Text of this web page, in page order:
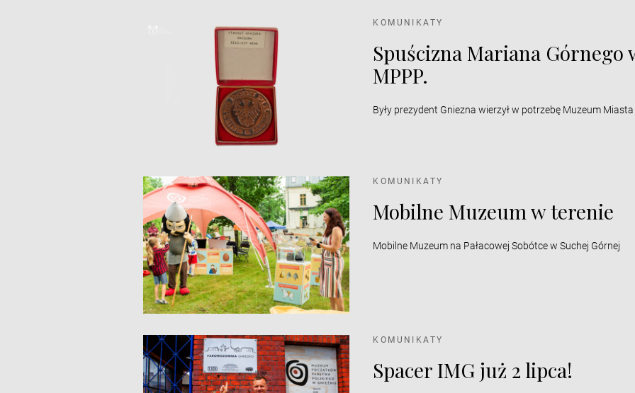
KOMUNIKATY
Spuścizna Mariana Górnego
MPPP.
Były prezydent Gniezna wierzył w potrzebę Muzeum Miasta
KOMUNIKATY
Mobilne Muzeum w terenie
Mobilne Muzeum na Pałacowej Sobótce w Suchej Górnej
KOMUNIKATY
Spacer IMG już 2 lipca!